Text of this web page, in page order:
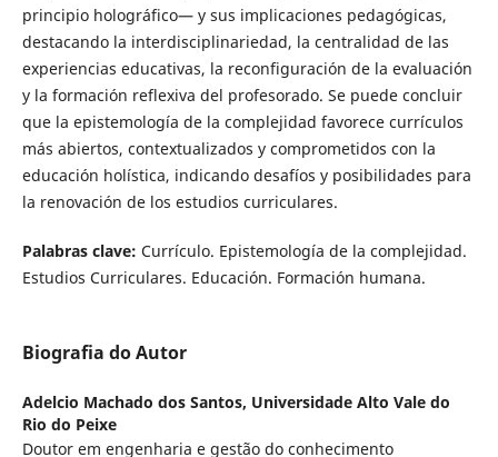
principio holográfico— y sus implicaciones pedagógicas,
destacando la interdisciplinariedad, la centralidad de las
experiencias educativas, la reconfiguración de la evaluación
y la formación reflexiva del profesorado. Se puede concluir
que la epistemología de la complejidad favorece currículos
más abiertos, contextualizados y comprometidos con la
educación holística, indicando desafíos y posibilidades para
la renovación de los estudios curriculares.
Palabras clave: Currículo. Epistemología de la complejidad.
Estudios Curriculares. Educación. Formación humana.
Biografia do Autor
Adelcio Machado dos Santos, Universidade Alto Vale do
Rio do Peixe
Doutor em engenharia e gestão do conhecimento